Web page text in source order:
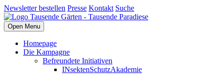
Newsletter bestellen Presse Kontakt Suche
Open Menu
Homepage
Die Kampagne
Befreundete Initiativen
INsektenSchutzAkademie